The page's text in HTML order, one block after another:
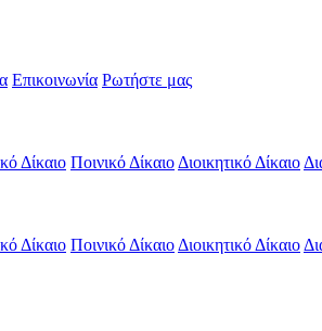
Επικοινωνία Ρωτήστε μας
Δίκαιο Ποινικό Δίκαιο Διοικητικό Δίκαιο
Δίκαιο Ποινικό Δίκαιο Διοικητικό Δίκαιο